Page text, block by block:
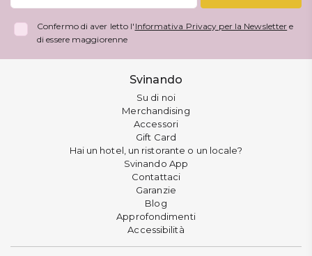
Confermo di aver letto l' Informativa Privacy per la Newsletter e
di essere maggiorenne
Svinando
Su di noi
Merchandising
Accessori
Gift Card
Hai un hotel, un ristorante o un locale?
Svinando App
Contattaci
Garanzie
Blog
Approfondimenti
Accessibilità